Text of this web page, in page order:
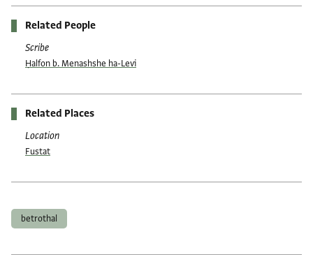
Related People
Scribe
Ḥalfon b. Menashshe ha-Levi
Related Places
Location
Fustat
betrothal